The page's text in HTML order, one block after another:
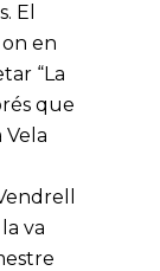
El
en
“La
que
Vela
va